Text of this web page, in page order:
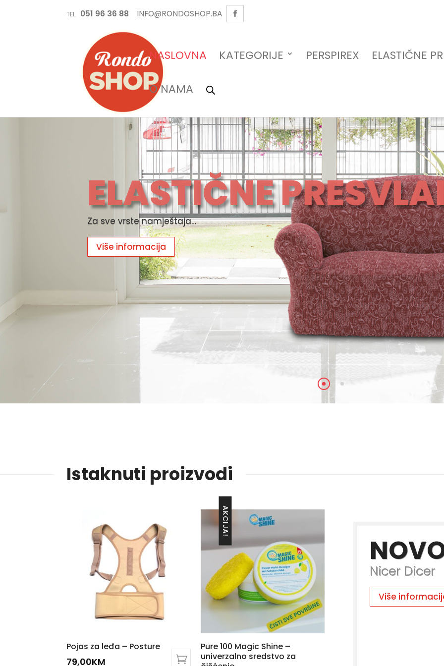
TEL. 051 96 36 88 INFO@RONDOSHOP.BA
NASLOVNA KATEGORIJE PERSPIREX ELASTIČNE
O NAMA
ELASTIČNE
Za sve vrste namještaja…
Više informacija
Istaknuti proizvodi
Pojas za leđa – Posture
79,00KM
AKCIJA!
Pure 100 Magic Shine –
univerzalno sredstvo za
Nicer Dicer
Više